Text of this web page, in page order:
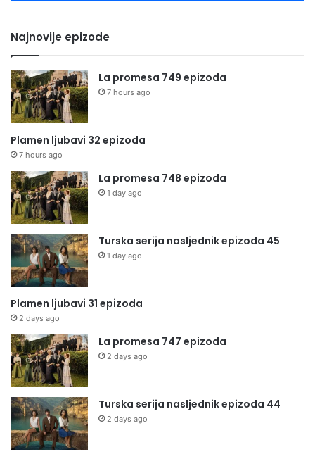
Najnovije epizode
La promesa 749 epizoda
7 hours ago
Plamen ljubavi 32 epizoda
7 hours ago
La promesa 748 epizoda
1 day ago
Turska serija nasljednik epizoda 45
1 day ago
Plamen ljubavi 31 epizoda
2 days ago
La promesa 747 epizoda
2 days ago
Turska serija nasljednik epizoda 44
2 days ago